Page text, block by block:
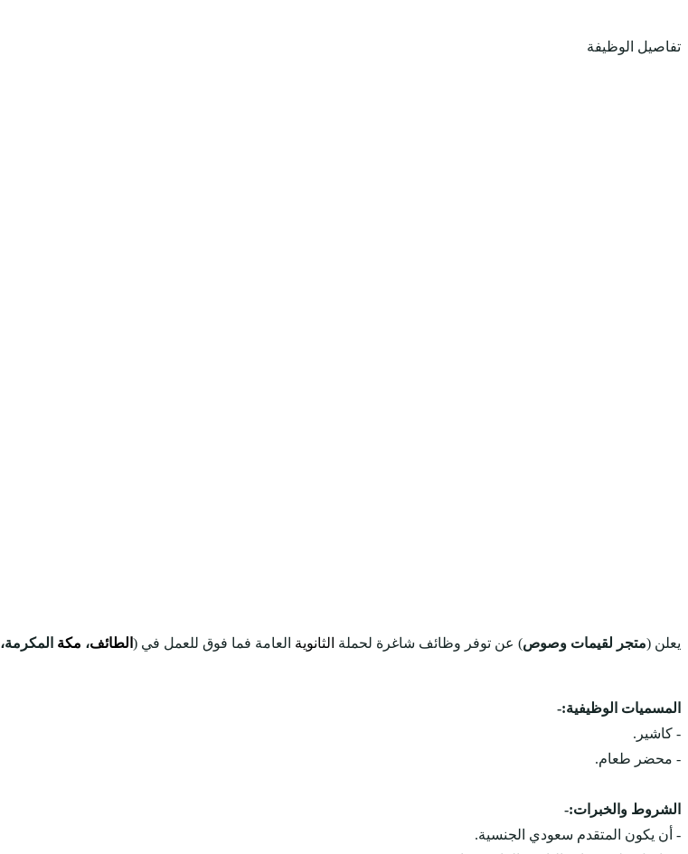
تفاصيل الوظيفة
يعلن (متجر لقيمات وصوص) عن توفر وظائف شاغرة لحملة الثانوية العامة فما فوق للعمل في ( الطائف، مكة المكرمة،
المسميات الوظيفية:-
- كاشير.
- محضر طعام.
الشروط والخبرات:-
- أن يكون المتقدم سعودي الجنسية.